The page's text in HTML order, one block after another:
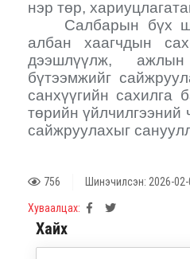
нэр төр,
Салбарын бүх
албан хаагчдын
дээшлүүлж,
бүтээмжийг
санхүүгийн сахилга
төрийн үйлчилгээний
сайжруулахыг
756 Шинэчилсэн: 2026-
Хуваалцах:
Хайх